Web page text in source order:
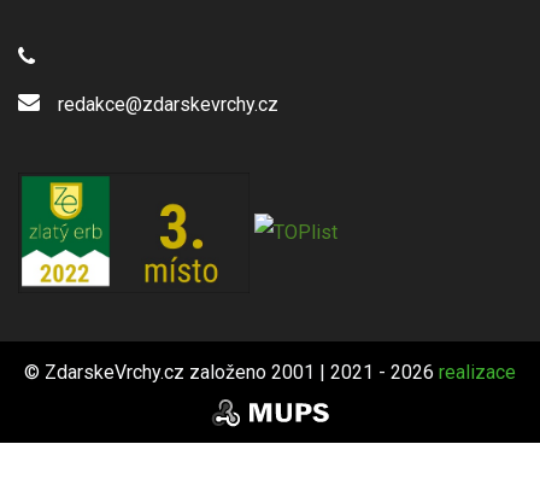
redakce@zdarskevrchy.cz
© ZdarskeVrchy.cz založeno 2001 | 2021 - 2026 realizace